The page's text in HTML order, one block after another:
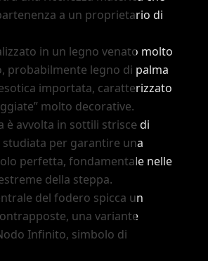
a un proprietario di
in un legno venato molto
probabilmente legno di palma
importata, caratterizzato
molto decorative.
è avvolta in sottili strisce di
studiata per garantire una
perfetta, fondamentale nelle
della steppa.
del fodero spicca un
una variante
Infinito, simbolo di